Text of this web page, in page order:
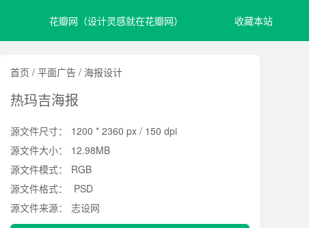
花瓣网（设计灵感就在花瓣网） 收藏本站
首页 / 平面广告 / 海报设计
热玛吉海报
源文件尺寸：
1200 * 2360 px / 150 dpi
源文件大小：
12.98MB
源文件模式：
RGB
源文件格式：
PSD
源文件来源：
志设网